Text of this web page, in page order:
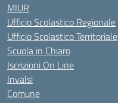
MIUR
Ufficio Scolastico Regionale
Ufficio Scolastico Territoriale
Scuola in Chiaro
Iscrizioni On Line
Invalsi
Comune